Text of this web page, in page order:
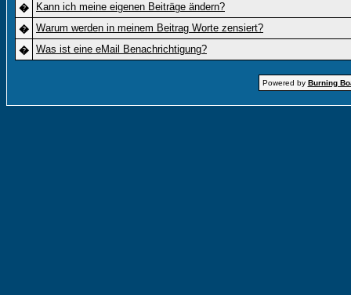
�
Kann ich meine eigenen Beiträge ändern?
� Warum werden in meinem Beitrag Worte zensiert?
� Was ist eine eMail Benachrichtigung?
Powered by Burning